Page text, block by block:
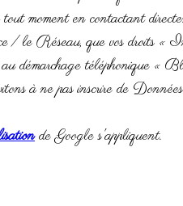
tout moment en contactant
/ le Réseau, que vos droits «
téléphonique «
à ne pas inscrire de Données
de Google s'appliquent.